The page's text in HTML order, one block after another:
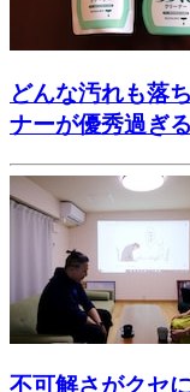
どんな汚れも落
ナーが優秀過ぎる
不可解さがクセ